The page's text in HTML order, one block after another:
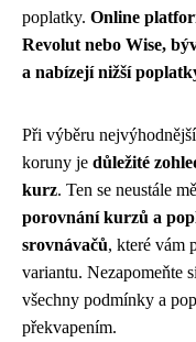
poplatky. Online
Revolut nebo Wise,
a nabízejí nižší
Při výběru
koruny je důležité
kurz. Ten se neustále
porovnání kurzů a
srovnávačů, které vám
variantu. Nezapomeňte
všechny podmínky a
překvapením.